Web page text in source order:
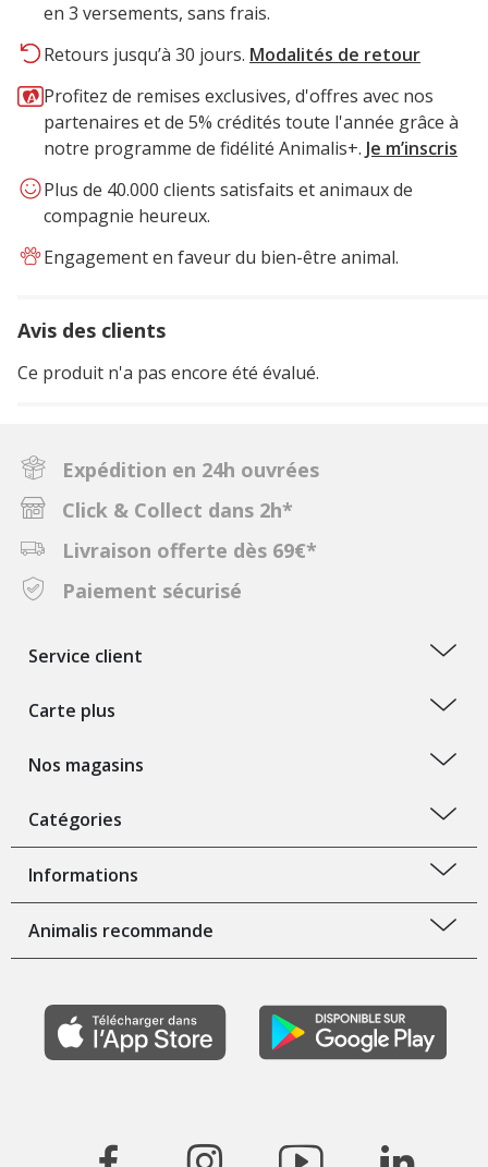
en 3 versements, sans frais.
Retours jusqu’à 30 jours. Modalités de retour
Profitez de remises exclusives, d'offres avec nos
partenaires et de 5% crédités toute l'année grâce à
notre programme de fidélité Animalis+. Je m’inscris
Plus de 40.000 clients satisfaits et animaux de
compagnie heureux.
Engagement en faveur du bien-être animal.
Avis des clients
Ce produit n'a pas encore été évalué.
Expédition en 24h ouvrées
Click & Collect dans 2h*
Livraison offerte dès 69€*
Paiement sécurisé
Service client
Carte plus
Nos magasins
Catégories
Informations
Animalis recommande